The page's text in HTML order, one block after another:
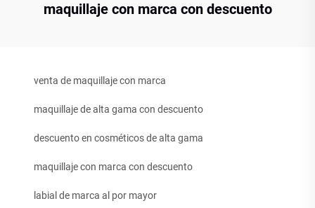
maquillaje con marca con descuento
venta de maquillaje con marca
maquillaje de alta gama con descuento
descuento en cosméticos de alta gama
maquillaje con marca con descuento
labial de marca al por mayor